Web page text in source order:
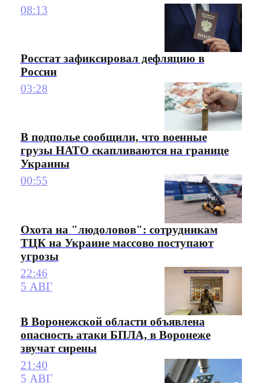
08:13
Росстат зафиксировал дефляцию в
России
03:28
В подполье сообщили, что военные
грузы НАТО скапливаются на границе
Украины
00:55
Охота на "людоловов": сотрудникам
ТЦК на Украине массово поступают
угрозы
22:46
5 АВГ
В Воронежской области объявлена
опасность атаки БПЛА, в Воронеже
звучат сирены
21:40
5 АВГ